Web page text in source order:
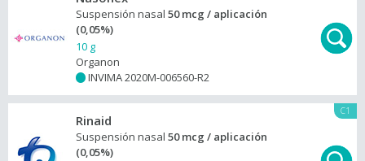
Suspensión nasal 50 mcg / aplicación
(0,05%)
10 g
Organon
INVIMA 2020M-006560-R2
C1
Rinaid
Suspensión nasal 50 mcg / aplicación
(0,05%)